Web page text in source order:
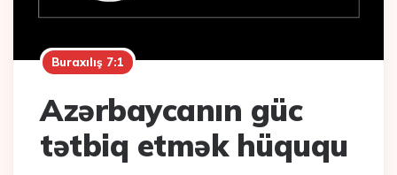
Buraxılış 7:1
Azərbaycanın güc
tətbiq etmək hüququ